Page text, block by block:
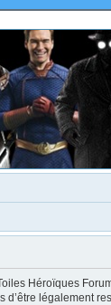
Héroïques
légalement